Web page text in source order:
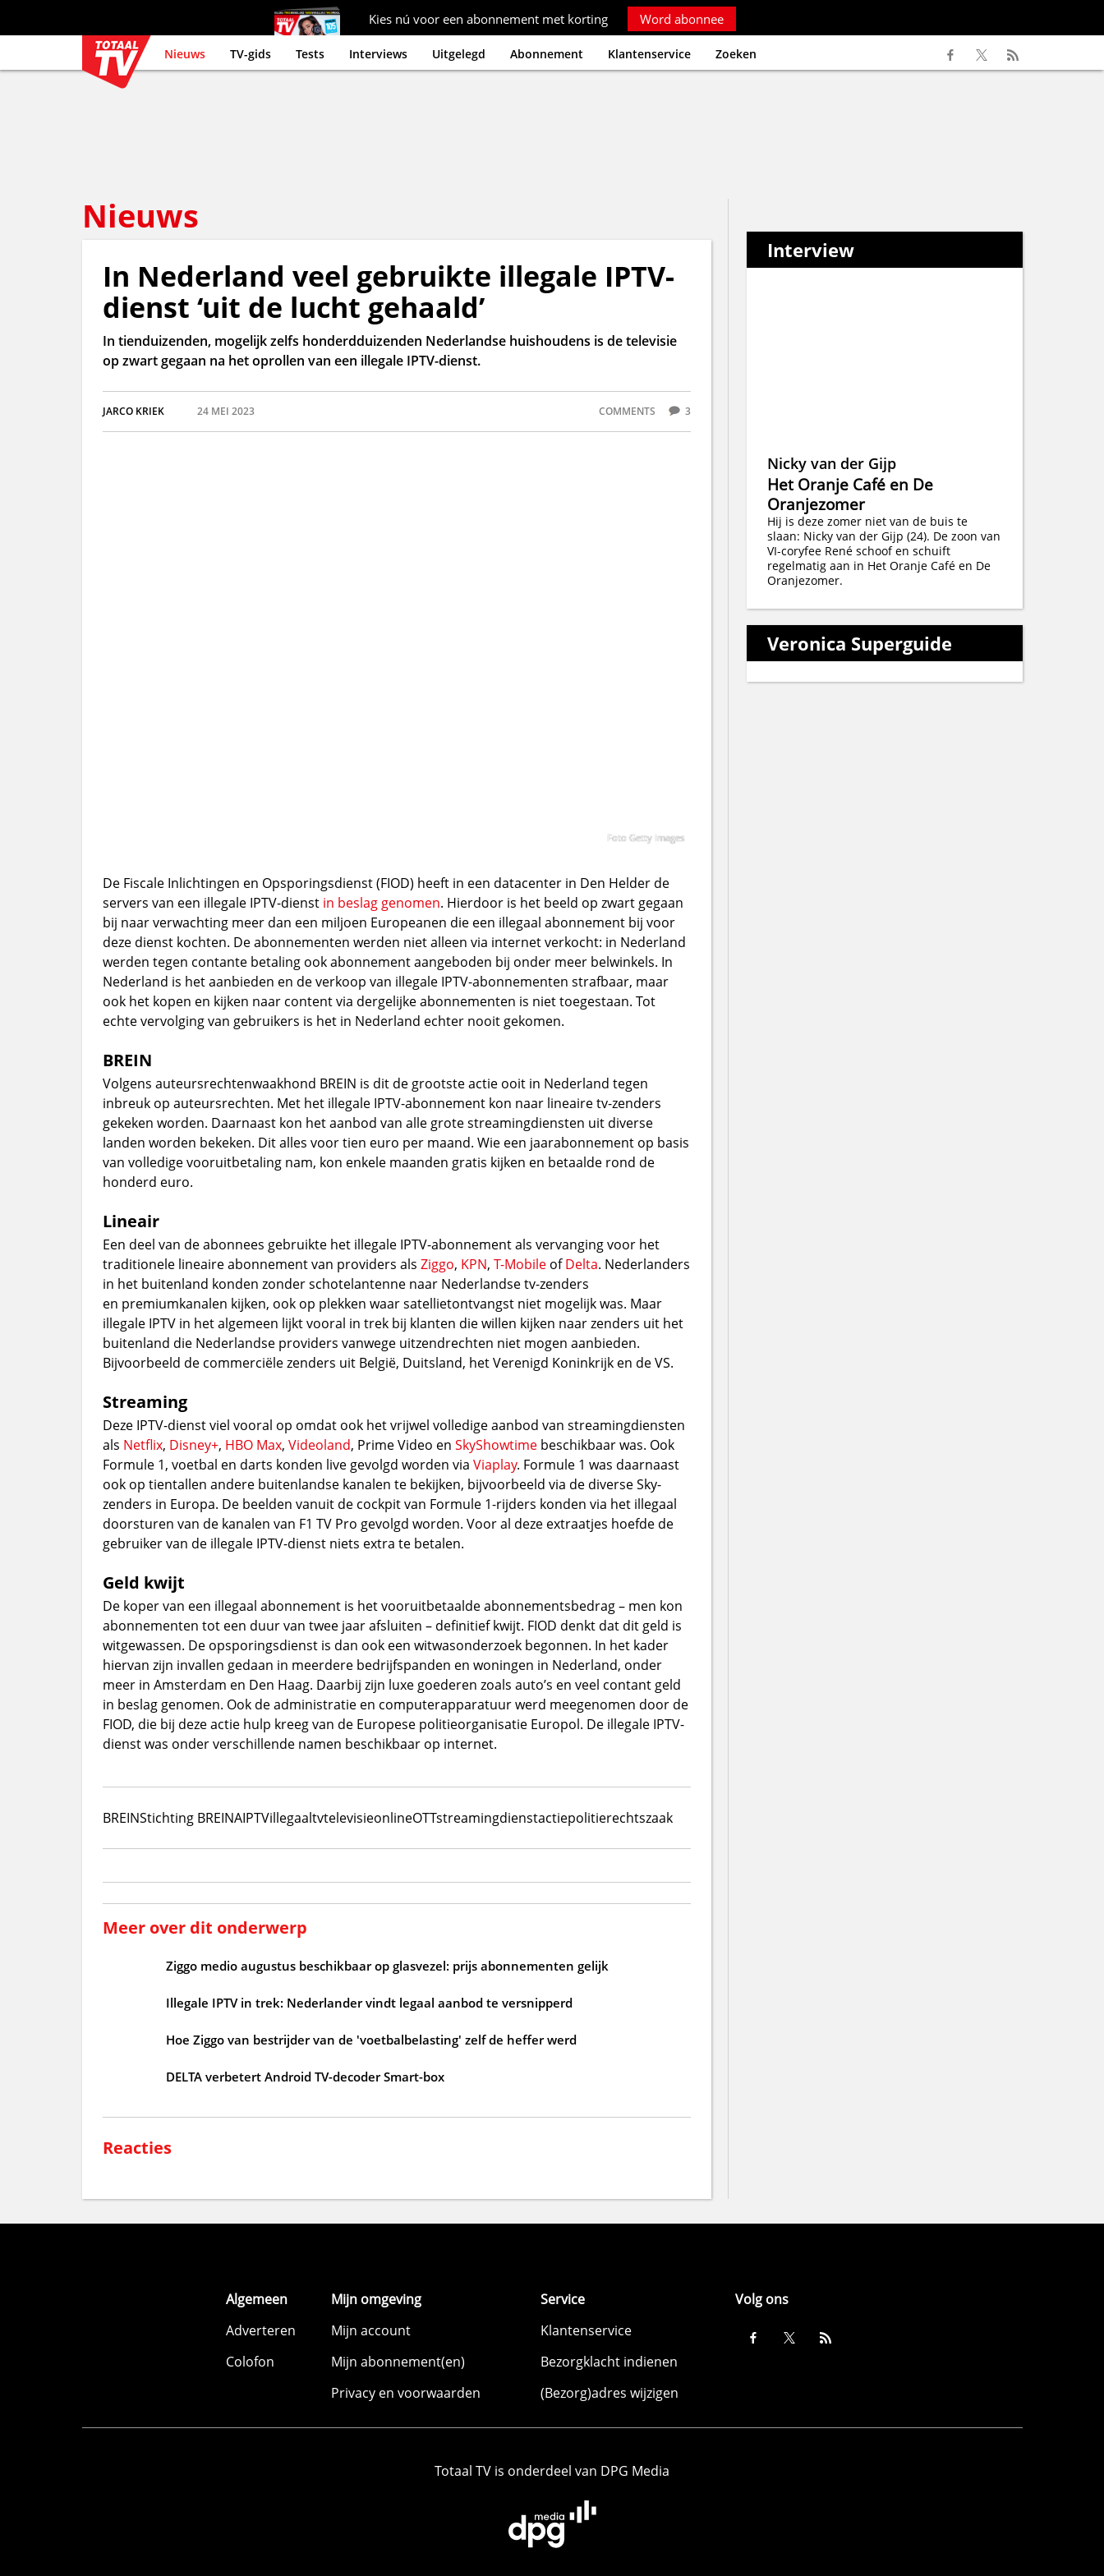
Kies nú voor een abonnement met korting Word abonnee
Nieuws TV-gids Tests Interviews Uitgelegd Abonnement Klantenservice Zoeken
Nieuws
In Nederland veel gebruikte illegale IPTV-
dienst ‘uit de lucht gehaald’
In tienduizenden, mogelijk zelfs honderdduizenden Nederlandse huishoudens is de televisie
op zwart gegaan na het oprollen van een illegale IPTV-dienst.
JARCO KRIEK 24 MEI 2023 COMMENTS 3
Foto Getty Images
De Fiscale Inlichtingen en Opsporingsdienst (FIOD) heeft in een datacenter in Den Helder de
servers van een illegale IPTV-dienst in beslag genomen. Hierdoor is het beeld op zwart gegaan
bij naar verwachting meer dan een miljoen Europeanen die een illegaal abonnement bij voor
deze dienst kochten. De abonnementen werden niet alleen via internet verkocht: in Nederland
werden tegen contante betaling ook abonnement aangeboden bij onder meer belwinkels. In
Nederland is het aanbieden en de verkoop van illegale IPTV-abonnementen strafbaar, maar
ook het kopen en kijken naar content via dergelijke abonnementen is niet toegestaan. Tot
echte vervolging van gebruikers is het in Nederland echter nooit gekomen.
BREIN
Volgens auteursrechtenwaakhond BREIN is dit de grootste actie ooit in Nederland tegen
inbreuk op auteursrechten. Met het illegale IPTV-abonnement kon naar lineaire tv-zenders
gekeken worden. Daarnaast kon het aanbod van alle grote streamingdiensten uit diverse
landen worden bekeken. Dit alles voor tien euro per maand. Wie een jaarabonnement op basis
van volledige vooruitbetaling nam, kon enkele maanden gratis kijken en betaalde rond de
honderd euro.
Lineair
Een deel van de abonnees gebruikte het illegale IPTV-abonnement als vervanging voor het
traditionele lineaire abonnement van providers als Ziggo, KPN, T-MobileofDelta. Nederlanders
in het buitenland konden zonder schotelantenne naar Nederlandse tv-zenders
en premiumkanalen kijken, ook op plekken waar satellietontvangst niet mogelijk was. Maar
illegale IPTV in het algemeen lijkt vooral in trek bij klanten die willen kijken naar zenders uit het
buitenland die Nederlandse providers vanwege uitzendrechten niet mogen aanbieden.
Bijvoorbeeld de commerciële zenders uit België, Duitsland, het Verenigd Koninkrijk en de VS.
Streaming
Deze IPTV-dienst viel vooral op omdat ook het vrijwel volledige aanbod van streamingdiensten
als Netflix, Disney+, HBO Max, Videoland, Prime Video en SkyShowtimebeschikbaar was. Ook
Formule 1, voetbal en darts konden live gevolgd worden via Viaplay. Formule 1 was daarnaast
ook op tientallen andere buitenlandse kanalen te bekijken, bijvoorbeeld via de diverse Sky-
zenders in Europa. De beelden vanuit de cockpit van Formule 1-rijders konden via het illegaal
doorsturen van de kanalen van F1 TV Pro gevolgd worden. Voor al deze extraatjes hoefde de
gebruiker van de illegale IPTV-dienst niets extra te betalen.
Geld kwijt
De koper van een illegaal abonnement is het vooruitbetaalde abonnementsbedrag – men kon
abonnementen tot een duur van twee jaar afsluiten – definitief kwijt. FIOD denkt dat dit geld is
witgewassen. De opsporingsdienst is dan ook een witwasonderzoek begonnen. In het kader
hiervan zijn invallen gedaan in meerdere bedrijfspanden en woningen in Nederland, onder
meer in Amsterdam en Den Haag. Daarbij zijn luxe goederen zoals auto’s en veel contant geld
in beslag genomen. Ook de administratie en computerapparatuur werd meegenomen door de
FIOD, die bij deze actie hulp kreeg van de Europese politieorganisatie Europol. De illegale IPTV-
dienst was onder verschillende namen beschikbaar op internet.
BREINStichting BREINAIPTVillegaaltvtelevisieonlineOTTstreamingdienstactiepolitierechtszaak
Meer over dit onderwerp
Ziggo medio augustus beschikbaar op glasvezel: prijs abonnementen gelijk
Illegale IPTV in trek: Nederlander vindt legaal aanbod te versnipperd
Hoe Ziggo van bestrijder van de 'voetbalbelasting' zelf de heffer werd
DELTA verbetert Android TV-decoder Smart-box
Reacties
Interview
Nicky van der Gijp
Het Oranje Café en De
Oranjezomer
Hij is deze zomer niet van de buis te
slaan: Nicky van der Gijp (24). De zoon van
VI-coryfee René schoof en schuift
regelmatig aan in Het Oranje Café en De
Oranjezomer.
Veronica Superguide
Algemeen
Adverteren
Colofon
Mijn omgeving
Mijn account
Mijn abonnement(en)
Privacy en voorwaarden
Service
Klantenservice
Bezorgklacht indienen
(Bezorg)adres wijzigen
Volg ons
Totaal TV is onderdeel van DPG Media